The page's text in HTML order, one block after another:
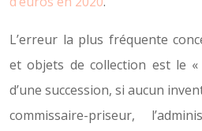
L’erreur la plus fréquente
et objets de collection est le
d’une succession, si aucun
commissaire-priseur,